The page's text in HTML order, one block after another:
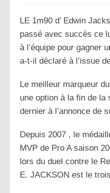
LE 1m90 d’ Edwin
passé avec succès ce
à l’équipe pour gagner
a-t-il déclaré à l’issue
Le meilleur marqueur
une option à la fin de
dernier à l’annonce de
Depuis 2007 , le
MVP de Pro A saison
lors du duel contre le
E. JACKSON est le